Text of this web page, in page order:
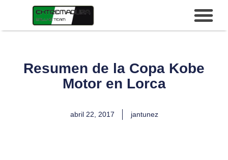
Resumen de la Copa Kobe
Motor en Lorca
abril 22, 2017 jantunez